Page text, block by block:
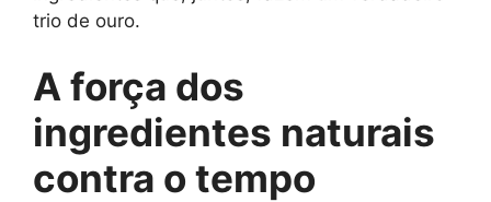
trio de ouro.
A força dos
ingredientes naturais
contra o tempo